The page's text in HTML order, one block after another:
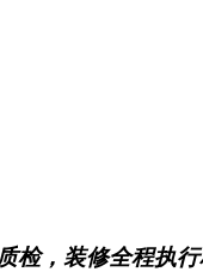
检，装修全程执